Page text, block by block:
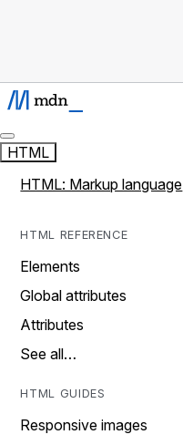
HTML
HTML: Markup language
HTML REFERENCE
Elements
Global attributes
Attributes
See all…
HTML GUIDES
Responsive images